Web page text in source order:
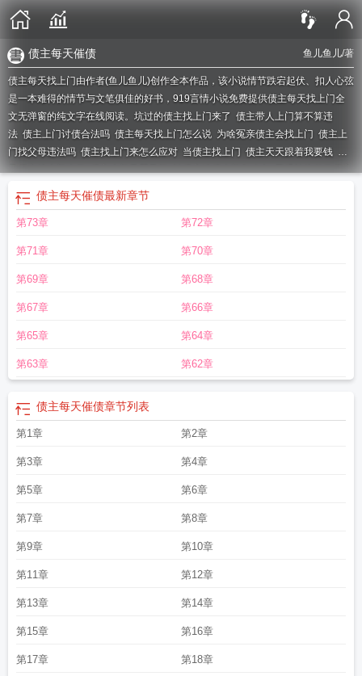
鱼儿鱼儿/著
债主每天催债
债主每天找上门由作者(鱼儿鱼儿)创作全本作品，该小说情节跌宕起伏、扣人心弦
是一本难得的情节与文笔俱佳的好书，919言情小说免费提供债主每天找上门全
文无弹窗的纯文字在线阅读。 坑过的债主找上门来了 债主带人上门算不算违
法 债主上门讨债合法吗 债主每天找上门怎么说 为啥冤亲债主会找上门 债主上
门找父母违法吗 债主找上门来怎么应对 当债主找上门 债主天天跟着我要钱 梦
见债主找上门来了债主上门又哭又闹被债主追债上门怎么办已经被执行了债主
还可以上门吗
债主找上门电视剧
主上门不走可以报警吗
走110管吗
债主天天要钱怎么办
天来我家骂怎么办
债主天天上门怎么办债主上门怎么办
称债主每天催债 冤亲债主找上门怎么办冤亲债主找上门表现
吗债主上门催债违法吗 债主找上门怎么办债主上门讨债怎么办
报警有用吗
债主每天催债最新章节
第73章 第72章
第71章 第70章
第69章 第68章
第67章 第66章
第65章 第64章
第63章 第62章
债主每天催债章节列表
第1章 第2章
第3章 第4章
第5章 第6章
第7章 第8章
第9章 第10章
第11章 第12章
第13章 第14章
第15章 第16章
第17章 第18章